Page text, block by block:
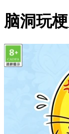
脑洞玩